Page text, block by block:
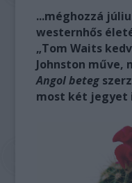
...méghozzá
westernhős
„Tom Waits
Johnston műve,
Angol beteg
most két jegyet